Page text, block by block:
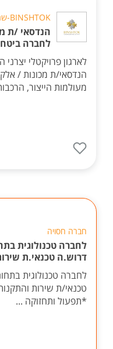
BINSHTOK-שרותי יעוץ
הנדסאי /ת
לחברה
לארגון פרויקטלי
הנדסאי/ת מכונות /
מעולמות הייצור,
חברה חסויה
לחברה טכנולוגית
דרוש.ה טכנאי.ת
לחברה טכנולוגית
טכנאי/ת שירות
*תפעול ותחזוקה ...